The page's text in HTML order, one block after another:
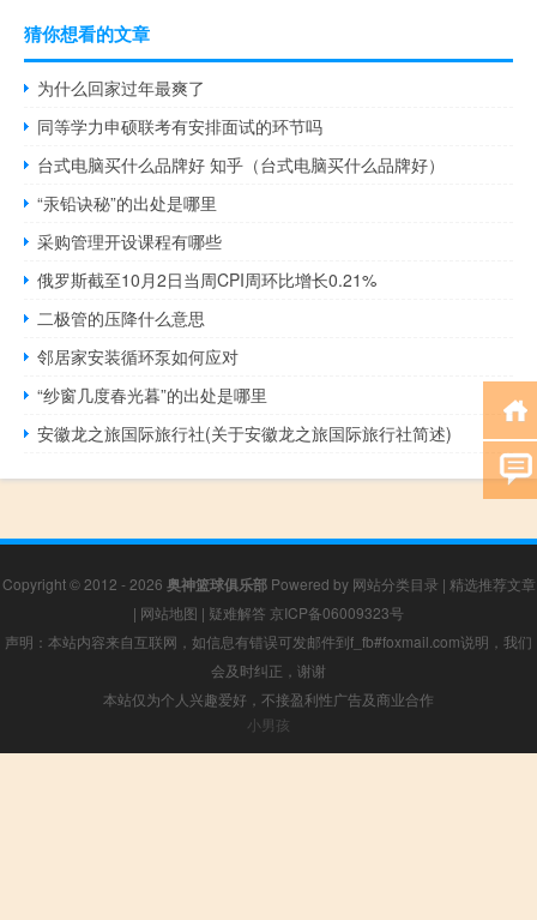
猜你想看的文章
为什么回家过年最爽了
同等学力申硕联考有安排面试的环节吗
台式电脑买什么品牌好 知乎（台式电脑买什么品牌好）
“汞铅诀秘”的出处是哪里
采购管理开设课程有哪些
俄罗斯截至10月2日当周CPI周环比增长0.21%
二极管的压降什么意思
邻居家安装循环泵如何应对
“纱窗几度春光暮”的出处是哪里
安徽龙之旅国际旅行社(关于安徽龙之旅国际旅行社简述)
Copyright © 2012 - 2026 奥神篮球俱乐部Powered by 网站分类目录 | 精选推荐文章
| 网站地图 | 疑难解答 京ICP备06009323号
声明：本站内容来自互联网，如信息有错误可发邮件到f_fb#foxmail.com说明，我们
会及时纠正，谢谢
本站仅为个人兴趣爱好，不接盈利性广告及商业合作
小男孩